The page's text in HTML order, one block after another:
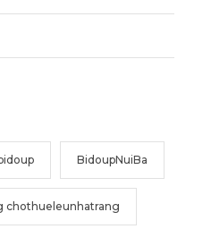
BidoupNuiBa
chothueleunhatrang